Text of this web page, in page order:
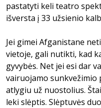
pastatyti keli teatro
išversta į 33 užsienio
Jei gimei Afganistane
vietoje, gali nutikti, kad
gyvybės. Net jei esi dar
vairuojamo sunkvežimio
atlygiu už nuostolius.
leki slėptis. Slėptuvės